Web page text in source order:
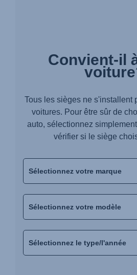
Convient-il
Tous les sièges ne s'installent
voitures. Pour être sûr de
auto, sélectionnez
vérifier si le siège